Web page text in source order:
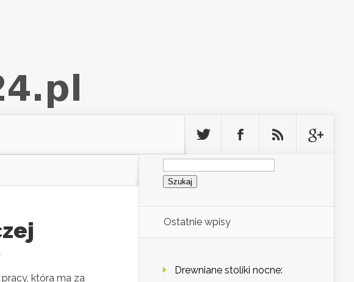
która ma za
Szukaj:
Ostatnie wpisy
Drewniane stoliki nocne: